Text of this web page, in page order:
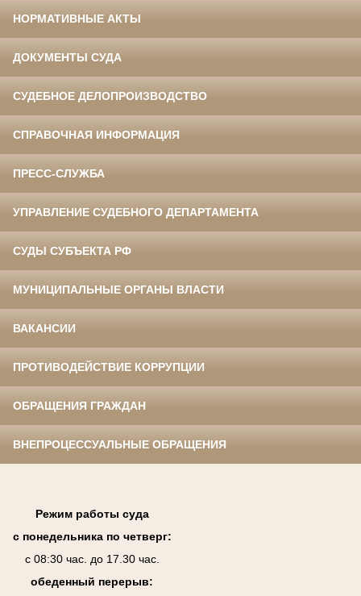
НОРМАТИВНЫЕ АКТЫ
ДОКУМЕНТЫ СУДА
СУДЕБНОЕ ДЕЛОПРОИЗВОДСТВО
СПРАВОЧНАЯ ИНФОРМАЦИЯ
ПРЕСС-СЛУЖБА
УПРАВЛЕНИЕ СУДЕБНОГО ДЕПАРТАМЕНТА
СУДЫ СУБЪЕКТА РФ
МУНИЦИПАЛЬНЫЕ ОРГАНЫ ВЛАСТИ
ВАКАНСИИ
ПРОТИВОДЕЙСТВИЕ КОРРУПЦИИ
ОБРАЩЕНИЯ ГРАЖДАН
ВНЕПРОЦЕССУАЛЬНЫЕ ОБРАЩЕНИЯ
Режим работы суда
с понедельника по четверг:
с 08:30 час. до 17.30 час.
обеденный перерыв: